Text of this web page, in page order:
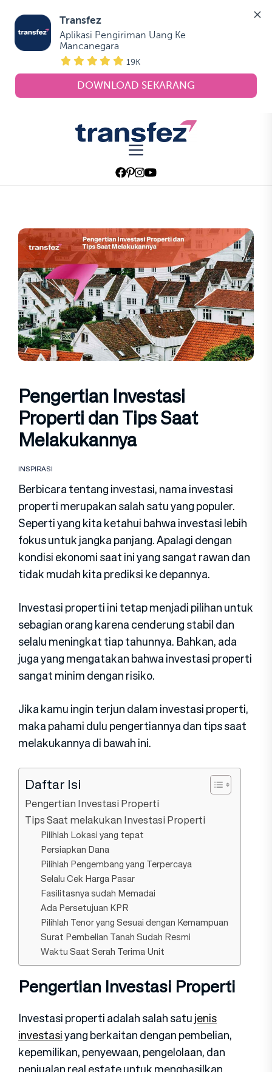
Transfez
Aplikasi Pengiriman Uang Ke
Mancanegara
19K
DOWNLOAD SEKARANG
Transfez
Pengertian Investasi
Properti dan Tips Saat
Melakukannya
INSPIRASI
Berbicara tentang investasi, nama investasi
properti merupakan salah satu yang populer.
Seperti yang kita ketahui bahwa investasi lebih
fokus untuk jangka panjang. Apalagi dengan
kondisi ekonomi saat ini yang sangat rawan dan
tidak mudah kita prediksi ke depannya.
Investasi properti ini tetap menjadi pilihan untuk
sebagian orang karena cenderung stabil dan
selalu meningkat tiap tahunnya. Bahkan, ada
juga yang mengatakan bahwa investasi properti
sangat minim dengan risiko.
Jika kamu ingin terjun dalam investasi properti,
maka pahami dulu pengertiannya dan tips saat
melakukannya di bawah ini.
Daftar Isi
Pengertian Investasi Properti
Tips Saat melakukan Investasi Properti
Pilihlah Lokasi yang tepat
Persiapkan Dana
Pilihlah Pengembang yang Terpercaya
Selalu Cek Harga Pasar
Fasilitasnya sudah Memadai
Ada Persetujuan KPR
Pilihlah Tenor yang Sesuai dengan Kemampuan
Surat Pembelian Tanah Sudah Resmi
Waktu Saat Serah Terima Unit
Pengertian Investasi Properti
Investasi properti adalah salah satujenis
investasiyang berkaitan dengan pembelian,
kepemilikan, penyewaan, pengelolaan, dan